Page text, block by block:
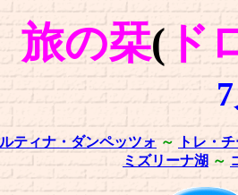
旅の栞(ド
ティナ・ダンペッツォ～
トレ・
ミズリーナ湖 ～